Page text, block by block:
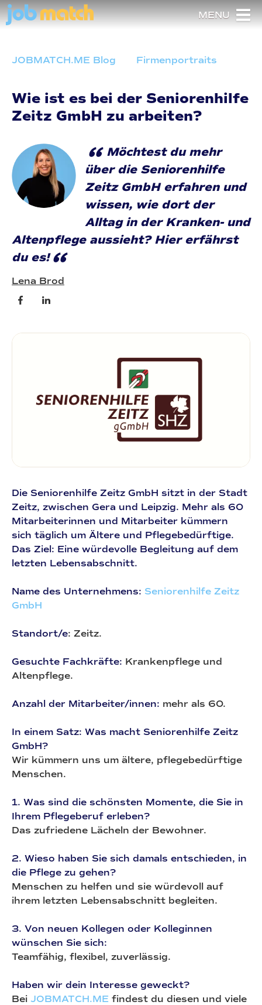
MENU
JOBMATCH.ME Blog Firmenportraits
Wie ist es bei der Seniorenhilfe
Zeitz GmbH zu arbeiten?
“ Möchtest du mehr
über die Seniorenhilfe
Zeitz GmbH erfahren und
wissen, wie dort der
Alltag in der Kranken- und
Altenpflege aussieht? Hier erfährst
du es!“
Lena Brod
Die Seniorenhilfe Zeitz GmbH sitzt in der Stadt
Zeitz, zwischen Gera und Leipzig. Mehr als 60
Mitarbeiterinnen und Mitarbeiter kümmern
sich täglich um Ältere und Pflegebedürftige.
Das Ziel: Eine würdevolle Begleitung auf dem
letzten Lebensabschnitt.
Name des Unternehmens: Seniorenhilfe Zeitz
GmbH
Standort/e: Zeitz.
Gesuchte Fachkräfte: Krankenpflege und
Altenpflege.
Anzahl der Mitarbeiter/innen: mehr als 60.
In einem Satz: Was macht Seniorenhilfe Zeitz
GmbH?
Wir kümmern uns um ältere, pflegebedürftige
Menschen.
1. Was sind die schönsten Momente, die Sie in
Ihrem Pflegeberuf erleben?
Das zufriedene Lächeln der Bewohner.
2. Wieso haben Sie sich damals entschieden, in
die Pflege zu gehen?
Menschen zu helfen und sie würdevoll auf
ihrem letzten Lebensabschnitt begleiten.
3. Von neuen Kollegen oder Kolleginnen
wünschen Sie sich:
Teamfähig, flexibel, zuverlässig.
Haben wir dein Interesse geweckt?
Bei JOBMATCH.ME findest du diesen und viele